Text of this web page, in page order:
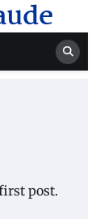
post.